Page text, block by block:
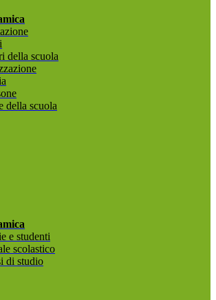
della scuola
della scuola
e studenti
scolastico
di studio